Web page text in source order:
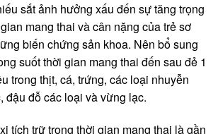
sắt ảnh hưởng xấu đến sự tăng trọng
mang thai và cân nặng của trẻ sơ
biến chứng sản khoa. Nên bổ sung
suốt thời gian mang thai đến sau đẻ 1
trong thịt, cá, trứng, các loại nhuyễn
đậu đỗ các loại và vừng lạc.
tích trữ trong thời gian mang thai là gần